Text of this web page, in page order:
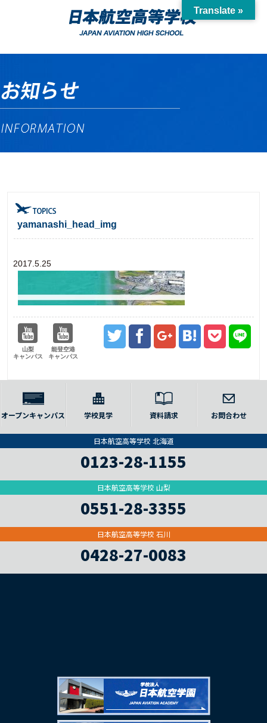
yamanashi_head_img
2017.5.25
山梨
キャンパス
能登空港
キャンパス
オープンキャンパス 学校見学 資料請求 お問合わせ
日本航空高等学校 北海道
0123-28-1155
日本航空高等学校 山梨
0551-28-3355
日本航空高等学校 石川
0428-27-0083
Translate »